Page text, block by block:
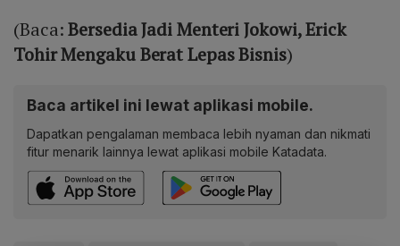
(Baca:Bersedia Jadi Menteri Jokowi, Erick
Tohir Mengaku Berat Lepas Bisnis)
Baca artikel ini lewat aplikasi mobile.
Dapatkan pengalaman membaca lebih nyaman dan nikmati
fitur menarik lainnya lewat aplikasi mobile Katadata.